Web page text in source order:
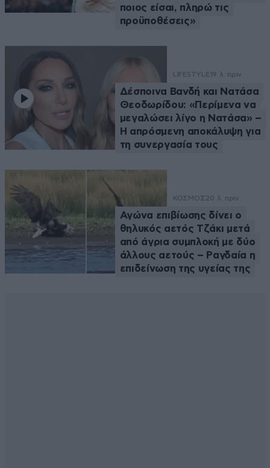
ποιος είσαι, πληρώ τις
προϋποθέσεις»
LIFESTYLE 19 λ. πριν
Δέσποινα Βανδή και Νατάσα
Θεοδωρίδου: «Περίμενα να
μεγαλώσει λίγο η Νατάσα» –
Η απρόσμενη αποκάλυψη για
τη συνεργασία τους
ΚΟΣΜΟΣ20 λ. πριν
Αγώνα επιβίωσης δίνει ο
θηλυκός αετός Τζάκι μετά
από άγρια συμπλοκή με δύο
άλλους αετούς – Ραγδαία η
επιδείνωση της υγείας της